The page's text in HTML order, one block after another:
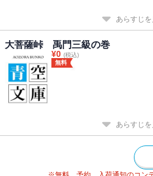
あらすじを
大菩薩峠 禹門三級の巻
¥0 (税込)
無料
あらすじを